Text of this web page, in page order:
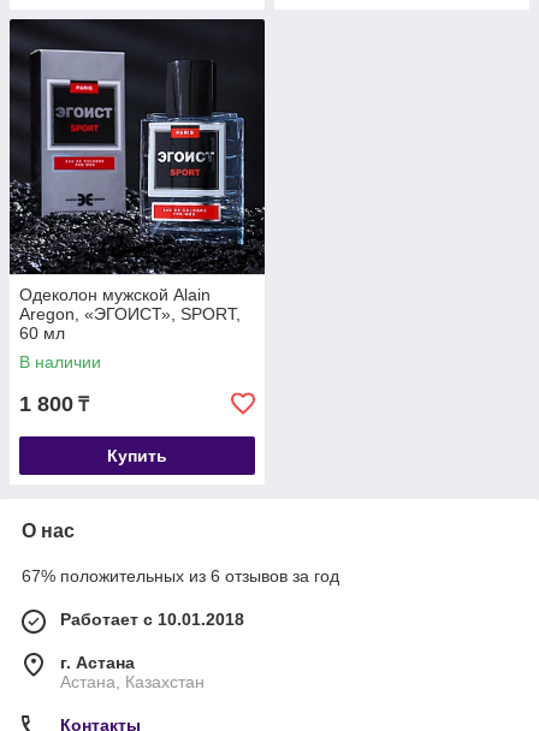
Одеколон мужской Alain
Aregon, «ЭГОИСТ», SPORT,
60 мл
В наличии
1 800 ₸
Купить
О нас
67% положительных из 6 отзывов за год
Работает с 10.01.2018
г. Астана
Астана, Казахстан
Контакты